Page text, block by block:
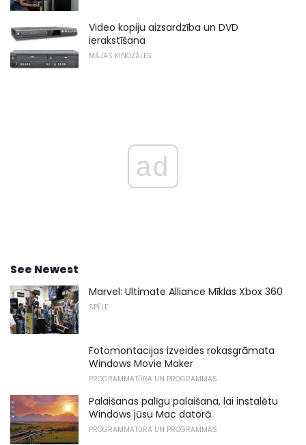
Video kopiju aizsardzība un DVD
ierakstīšana
MĀJAS KINOZĀLES
ad
See Newest
Marvel: Ultimate Alliance Mīklas Xbox 360
SPĒLE
Fotomontacijas izveides rokasgrāmata
Windows Movie Maker
PROGRAMMATŪRA UN PROGRAMMAS
Palaišanas palīgu palaišana, lai instalētu
Windows jūsu Mac datorā
PROGRAMMATŪRA UN PROGRAMMAS